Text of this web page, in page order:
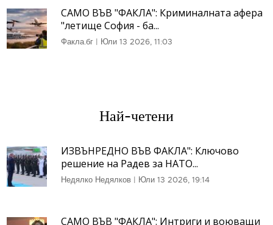
САМО ВЪВ "ФАКЛА": Криминалната афера
"летище София - ба...
Факла.бг | Юли 13 2026, 11:03
Най-четени
ИЗВЪНРЕДНО ВЪВ ФАКЛА": Ключово
решение на Радев за НАТО...
Недялко Недялков | Юли 13 2026, 19:14
САМО ВЪВ "ФАКЛА": Интриги и воюващи